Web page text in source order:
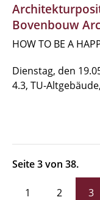
Bovenbouw
HOW TO BE A
Dienstag, den
4.3, TU-
Seite 3 von 38.
1 2 3